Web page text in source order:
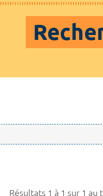
Résultats 1 à 1 sur 1 au